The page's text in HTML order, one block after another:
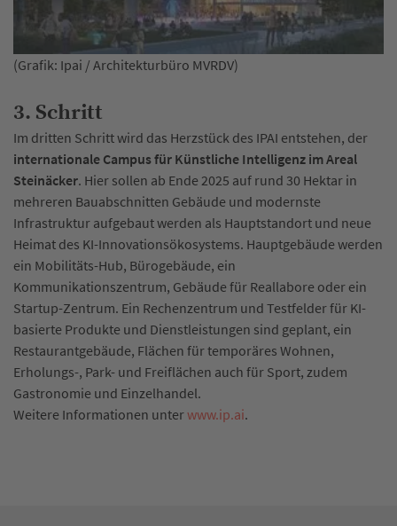
(Grafik: Ipai / Architekturbüro MVRDV)
3. Schritt
Im dritten Schritt wird das Herzstück des IPAI entstehen, der
internationale Campus für Künstliche Intelligenz im Areal
Steinäcker. Hier sollen ab Ende 2025 auf rund 30 Hektar in
mehreren Bauabschnitten Gebäude und modernste
Infrastruktur aufgebaut werden als Hauptstandort und neue
Heimat des KI-Innovationsökosystems. Hauptgebäude werden
ein Mobilitäts-Hub, Bürogebäude, ein
Kommunikationszentrum, Gebäude für Reallabore oder ein
Startup-Zentrum. Ein Rechenzentrum und Testfelder für KI-
basierte Produkte und Dienstleistungen sind geplant, ein
Restaurantgebäude, Flächen für temporäres Wohnen,
Erholungs-, Park- und Freiflächen auch für Sport, zudem
Gastronomie und Einzelhandel.
Weitere Informationen unterwww.ip.ai.